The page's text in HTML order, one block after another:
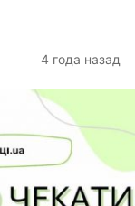
4 года назад